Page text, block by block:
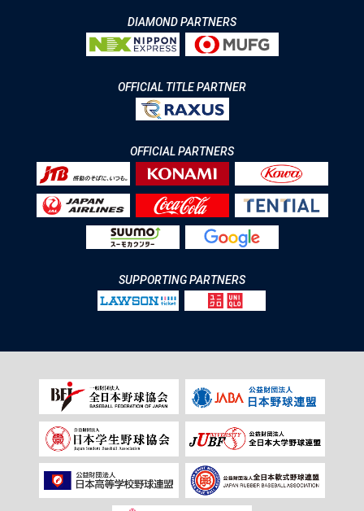
DIAMOND PARTNERS
OFFICIAL TITLE PARTNER
OFFICIAL PARTNERS
SUPPORTING PARTNERS